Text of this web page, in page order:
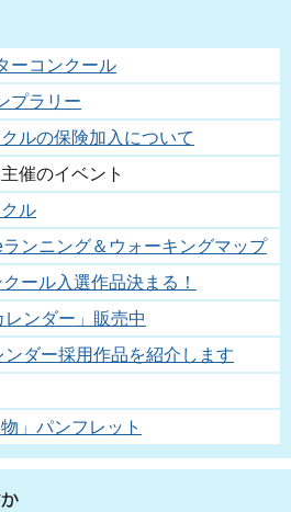
ーコンクール
プラリー
ルの保険加入について
催のイベント
ル
ンニング＆ウォーキングマップ
ール入選作品決まる！
ンダー」販売中
ダー採用作品を紹介します
」パンフレット